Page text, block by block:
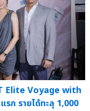
Elite Voyage with
ก รายได้ทะลุ 1,000